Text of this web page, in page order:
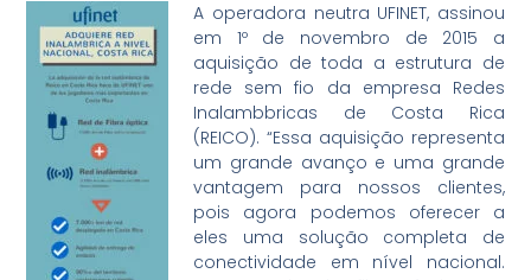
A operadora neutra UFINET, assinou
em 1º de novembro de 2015 a
aquisição de toda a estrutura de
rede sem fio da empresa Redes
Inalambbricas de Costa Rica
(REICO). “Essa aquisição representa
um grande avanço e uma grande
vantagem para nossos clientes,
pois agora podemos oferecer a
eles uma solução completa de
conectividade em nível nacional.